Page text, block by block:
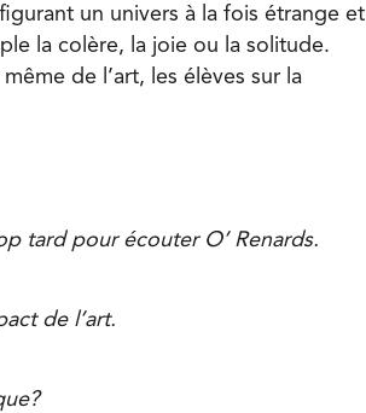
un univers à la fois étrange et
la colère, la joie ou la solitude.
de l’art, les élèves sur la
tard pour écouter O’ Renards.
de l’art.